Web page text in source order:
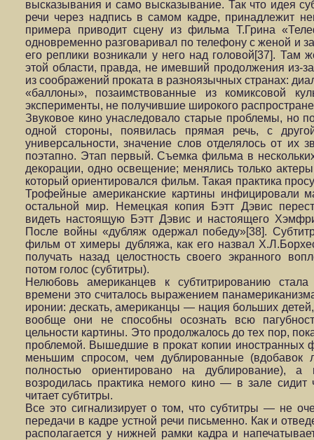
высказывания и само высказывание. Так что идея
речи через надпись в самом кадре, принадлежит
примера приводит сцену из фильма Т.Грина
одновременно разговаривал по телефону с женой и
его реплики возникали у него над головой[37]. Там
этой области, правда, не имевший продолжения из-
из соображений проката в разноязычных странах:
«баллоны», позаимствованные из комиксовой
эксперименты, не получившие широкого
Звуковое кино унаследовало старые проблемы, но
одной стороны, появилась прямая речь, с
универсальности, значение слов отделялось от
поэтапно. Этап первый. Съемка фильма в
декорации, одно освещение; менялись только
который ориентировался фильм. Такая практика
Трофейные американские картины инфицировали
остальной мир. Немецкая копия Бэтт Дэвис
видеть настоящую Бэтт Дэвис и настоящего
После войны «дубляж одержал победу»[38].
фильм от химеры дубляжа, как его назвал
получать назад целостность своего экранного
потом голос (субтитры).
Нелюбовь американцев к субтитрированию
времени это считалось выражением
иронии: дескать, американцы — нация больших детей,
вообще они не способны осознать всю
цельности картины. Это продолжалось до тех пор,
проблемой. Вышедшие в прокат копии иностранных
меньшим спросом, чем дублированные (вдобавок
полностью ориентировано на дублирование), а
возродилась практика немого кино — в зале
читает субтитры.
Все это сигнализирует о том, что субтитры — не
передачи в кадре устной речи письменно. Как и
располагается у нижней рамки кадра и